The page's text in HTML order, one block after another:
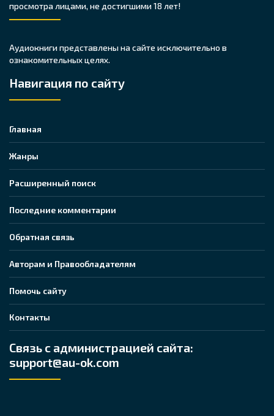
просмотра лицами, не достигшими 18 лет!
Аудиокниги представлены на сайте исключительно в
ознакомительных целях.
Навигация по сайту
Главная
Жанры
Расширенный поиск
Последние комментарии
Обратная связь
Авторам и Правообладателям
Помочь сайту
Контакты
Связь с администрацией сайта:
support@au-ok.com